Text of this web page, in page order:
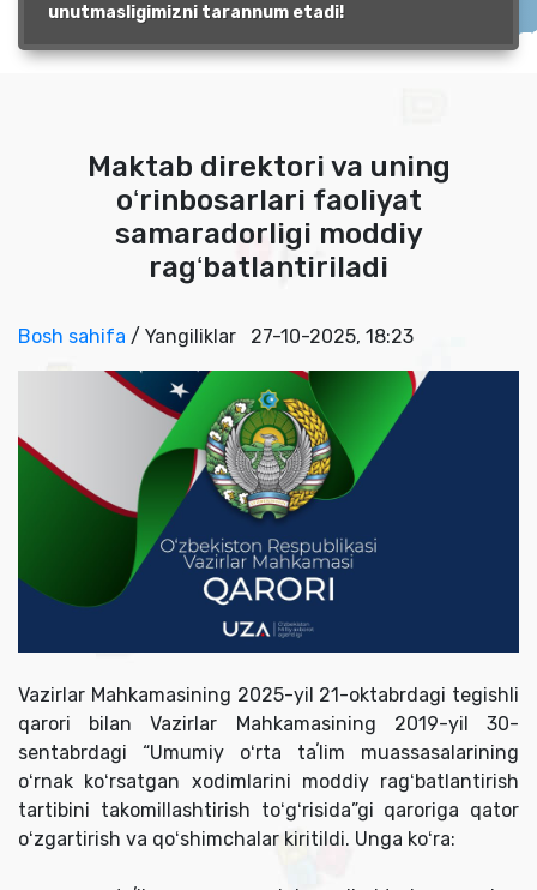
unutmasligimizni tarannum etadi!
Maktab direktori va uning
oʻrinbosarlari faoliyat
samaradorligi moddiy
ragʻbatlantiriladi
Bosh sahifa / Yangiliklar 27-10-2025, 18:23
Vazirlar Mahkamasining 2025-yil 21-oktabrdagi tegishli
qarori bilan Vazirlar Mahkamasining 2019-yil 30-
sentabrdagi “Umumiy oʻrta taʼlim muassasalarining
oʻrnak koʻrsatgan xodimlarini moddiy ragʻbatlantirish
tartibini takomillashtirish toʻgʻrisida”gi qaroriga qator
oʻzgartirish va qoʻshimchalar kiritildi. Unga koʻra: